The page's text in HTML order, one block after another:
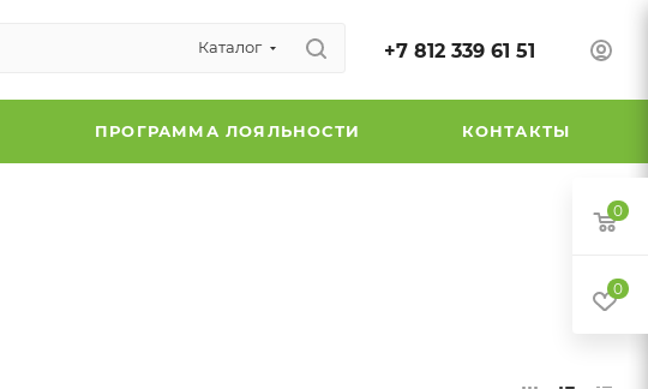
Каталог +7 812 339 61 51
ПРОГРАММА ЛОЯЛЬНОСТИ КОНТАКТЫ
0
0